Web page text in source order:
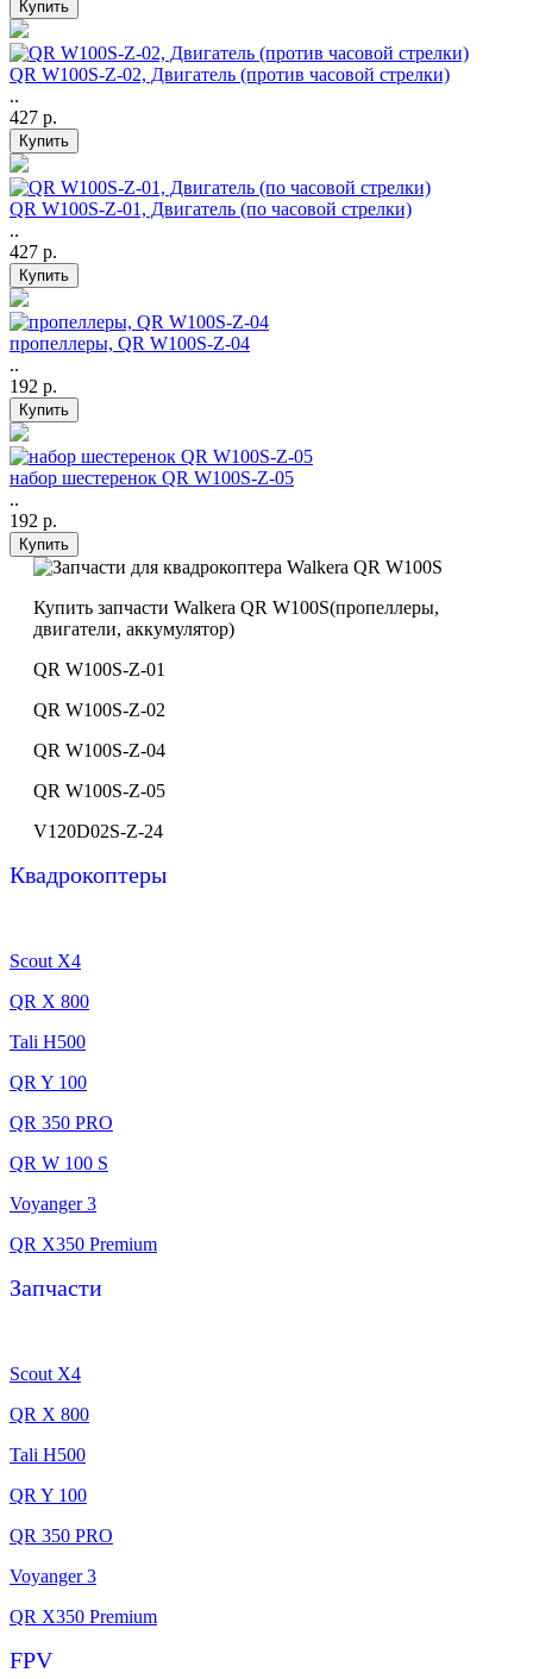
QR W100S-Z-02, Двигатель (против часовой стрелки)
..
427 р.
QR W100S-Z-01, Двигатель (по часовой стрелки)
..
427 р.
пропеллеры, QR W100S-Z-04
..
192 р.
набор шестеренок QR W100S-Z-05
..
192 р.
Купить запчасти Walkera QR W100S(пропеллеры,
двигатели, аккумулятор)
QR W100S-Z-01
QR W100S-Z-02
QR W100S-Z-04
QR W100S-Z-05
V120D02S-Z-24
Квадрокоптеры
Scout X4
QR X 800
Tali H500
QR Y 100
QR 350 PRO
QR W 100 S
Voyanger 3
QR X350 Premium
Запчасти
Scout X4
QR X 800
Tali H500
QR Y 100
QR 350 PRO
Voyanger 3
QR X350 Premium
FPV